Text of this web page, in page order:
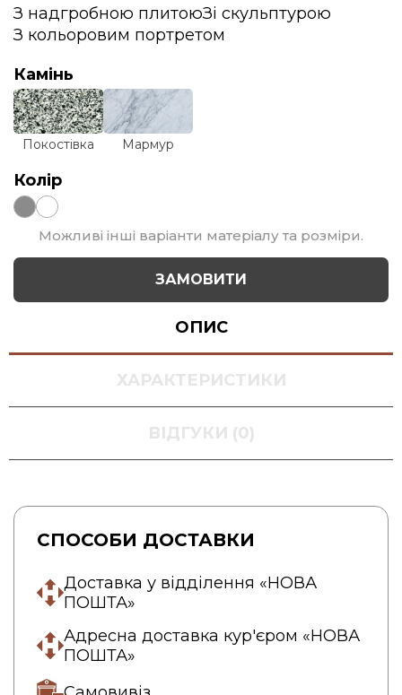
З надгробною плитоюЗі скульптурою
З кольоровим портретом
Камінь
Покостівка Мармур
Колір
Можливі інші варіанти матеріалу та розміри.
ЗАМОВИТИ
ОПИС
ХАРАКТЕРИСТИКИ
ВІДГУКИ (0)
СПОСОБИ ДОСТАВКИ
Доставка у відділення «НОВА
ПОШТА»
Адресна доставка кур'єром «НОВА
ПОШТА»